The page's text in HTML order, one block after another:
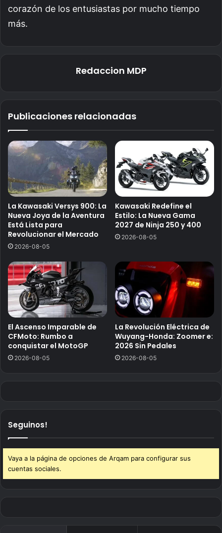
corazón de los entusiastas por mucho tiempo
más.
Redaccion MDP
Publicaciones relacionadas
La Kawasaki Versys 900: La
Nueva Joya de la Aventura
Está Lista para
Revolucionar el Mercado
2026-08-05
Kawasaki Redefine el
Estilo: La Nueva Gama
2027 de Ninja 250 y 400
2026-08-05
El Ascenso Imparable de
CFMoto: Rumbo a
conquistar el MotoGP
2026-08-05
La Revolución Eléctrica de
Wuyang-Honda: Zoomer e:
2026 Sin Pedales
2026-08-05
Seguinos!
Vaya a la página de opciones de Arqam para configurar sus
cuentas sociales.